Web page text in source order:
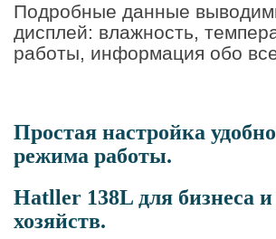
Подробные данные
дисплей: влажность,
работы, информация обо
Простая настройка
режима работы.
Hatller 138L для бизнеса
хозяйств.